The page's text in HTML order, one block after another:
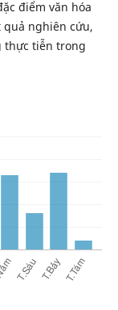
điểm văn hóa
quả nghiên cứu,
thực tiễn trong